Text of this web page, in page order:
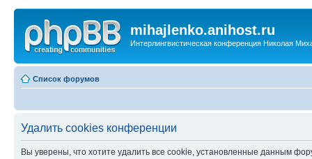
mihajlenko.anihost.ru
Интерлингвистическая конференция Николая
Список форумов
Удалить cookies конференции
Вы уверены, что хотите удалить все cookie, установленные данным